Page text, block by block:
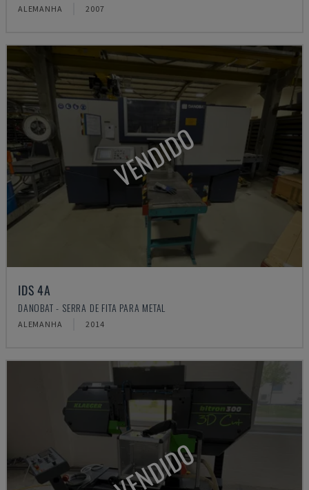
ALEMANHA 2007
VENDIDO
IDS 4A
DANOBAT - SERRA DE FITA PARA METAL
ALEMANHA 2014
VENDIDO